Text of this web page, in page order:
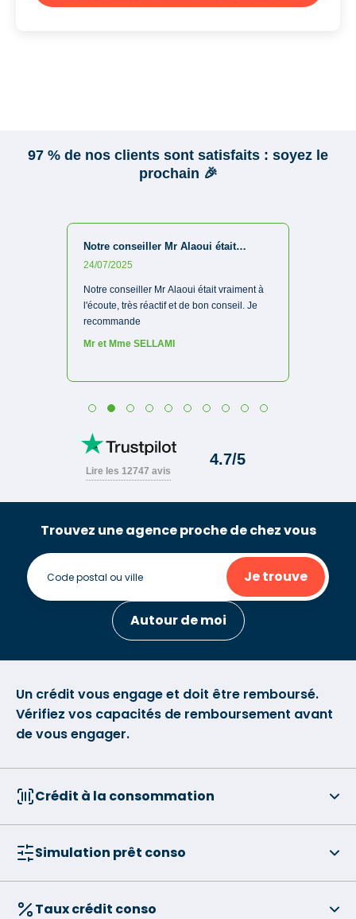
Trouvez une agence proche de chez vous
Je trouve
Autour de moi
Un crédit vous engage et doit être remboursé.
Vérifiez vos capacités de remboursement avant
de vous engager.
Crédit à la consommation
Simulation prêt conso
Taux crédit conso